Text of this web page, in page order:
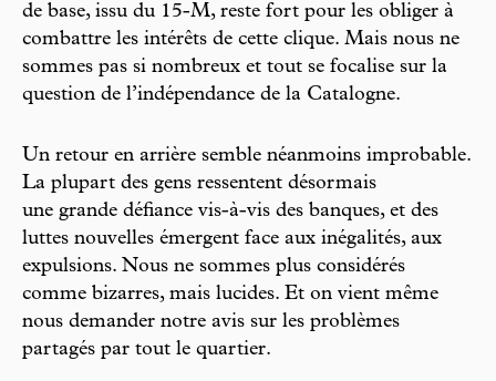
de base, issu du 15-M, reste fort pour les obliger à
combattre les intérêts de cette clique. Mais nous ne
sommes pas si nombreux et tout se focalise sur la
question de l’indépendance de la Catalogne.
Un retour en arrière semble néanmoins improbable.
La plupart des gens ressentent désormais
une grande défiance vis-à-vis des banques, et des
luttes nouvelles émergent face aux inégalités, aux
expulsions. Nous ne sommes plus considérés
comme bizarres, mais lucides. Et on vient même
nous demander notre avis sur les problèmes
partagés par tout le quartier.